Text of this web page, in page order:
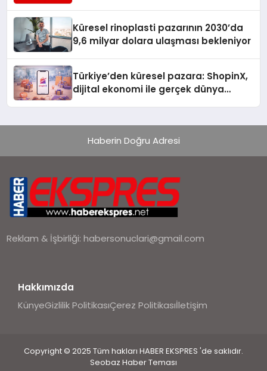
Küresel rinoplasti pazarının 2030’da
9,6 milyar dolara ulaşması bekleniyor
Türkiye’den küresel pazara: ShopinX,
dijital ekonomi ile gerçek dünya
Haberin Doğru Adresi
Reklam & İşbirliği:habersonuclari@gmail.com
Hakkımızda
KünyeGizlilik PolitikasıÇerez Politikasıİletişim
Copyright © 2025 Tüm hakları HABER EKSPRES 'de saklıdır.
Seobaz Haber Teması